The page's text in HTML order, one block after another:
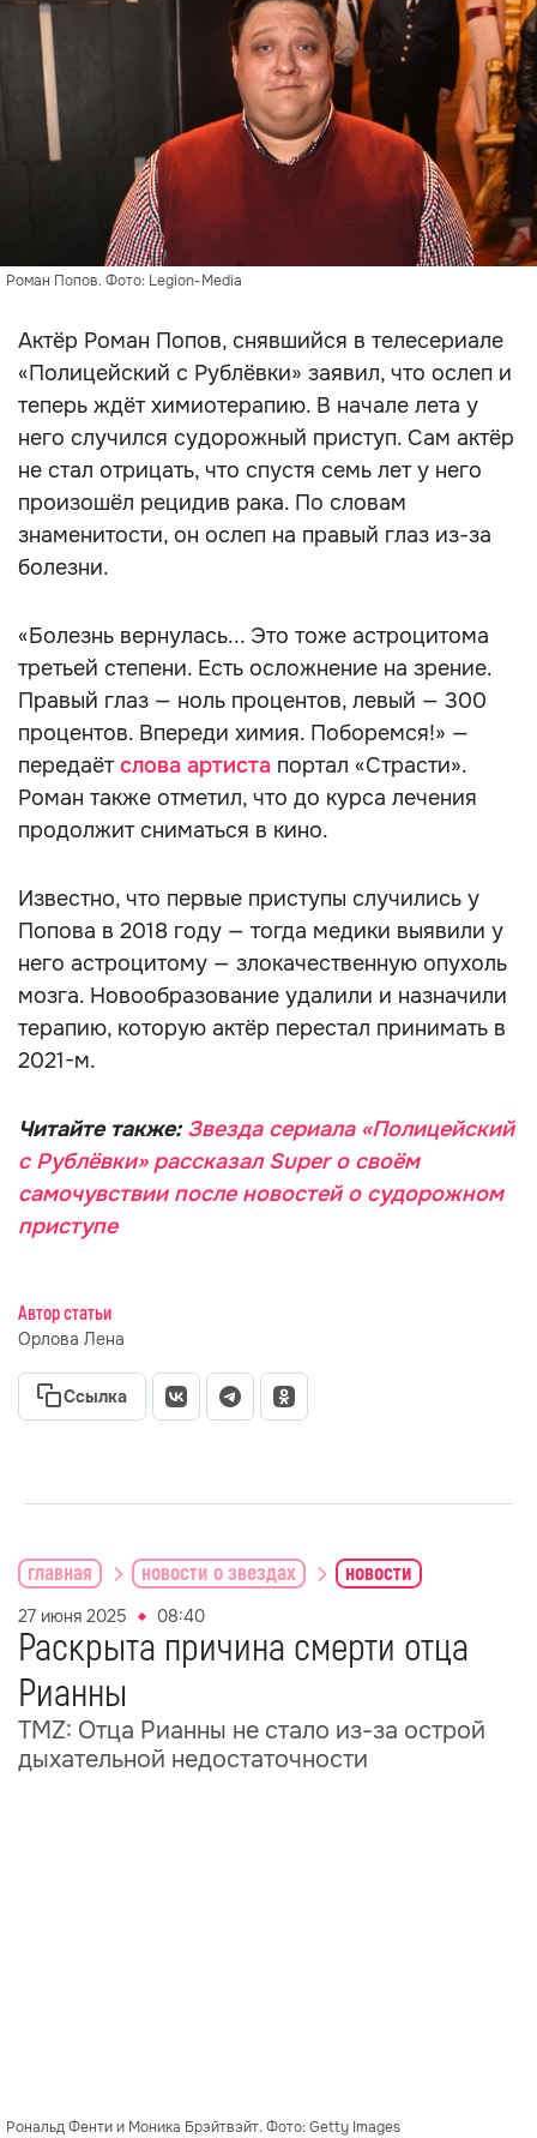
Роман Попов. Фото: Legion-Media
Актёр Роман Попов, снявшийся в телесериале
«Полицейский с Рублёвки» заявил, что ослеп и
теперь ждёт химиотерапию. В начале лета у
него случился судорожный приступ. Сам актёр
не стал отрицать, что спустя семь лет у него
произошёл рецидив рака. По словам
знаменитости, он ослеп на правый глаз из-за
болезни.
«Болезнь вернулась... Это тоже астроцитома
третьей степени. Есть осложнение на зрение.
Правый глаз — ноль процентов, левый — 300
процентов. Впереди химия. Поборемся!» —
передаётслова артиста портал «Страсти».
Роман также отметил, что до курса лечения
продолжит сниматься в кино.
Известно, что первые приступы случились у
Попова в 2018 году — тогда медики выявили у
него астроцитому — злокачественную опухоль
мозга. Новообразование удалили и назначили
терапию, которую актёр перестал принимать в
2021-м.
Читайте также: Звезда сериала «Полицейский
с Рублёвки» рассказал Super о своём
самочувствии после новостей о судорожном
приступе
Автор статьи
Орлова Лена
Ссылка
главная новости о звездах новости
27 июня 2025 08:40
Раскрыта причина смерти отца
Рианны
TMZ: Отца Рианны не стало из-за острой
дыхательной недостаточности
Рональд Фенти и Моника Брэйтвэйт. Фото: Getty Images